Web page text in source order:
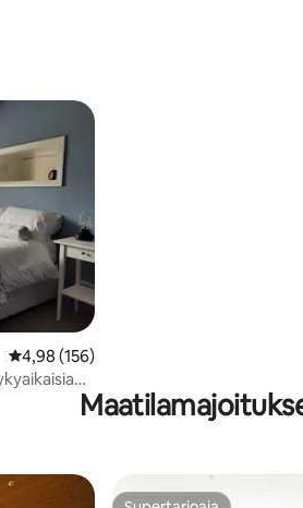
Keskimääräinen arvio 4,98/5, 156
4,98 (156)